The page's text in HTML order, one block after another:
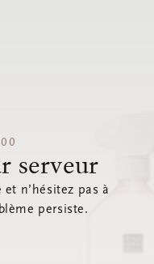
serveur
et n’hésitez pas à
persiste.